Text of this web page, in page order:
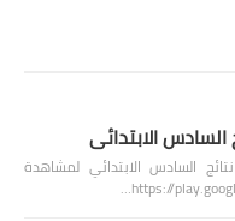
الابتدائي
السادس الابتدائي لمشاهدة